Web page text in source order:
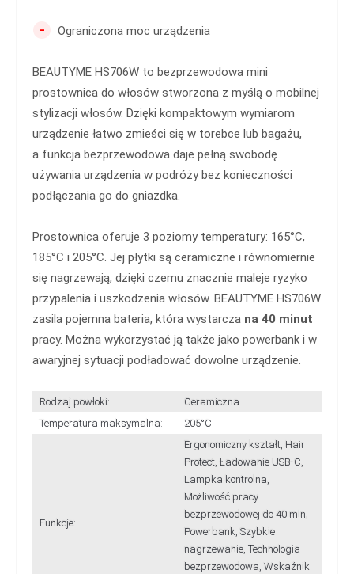
- Ograniczona moc urządzenia
BEAUTYME HS706W to bezprzewodowa mini
prostownica do włosów stworzona z myślą o mobilnej
stylizacji włosów. Dzięki kompaktowym wymiarom
urządzenie łatwo zmieści się w torebce lub bagażu,
a funkcja bezprzewodowa daje pełną swobodę
używania urządzenia w podróży bez konieczności
podłączania go do gniazdka.
Prostownica oferuje 3 poziomy temperatury: 165°C,
185°C i 205°C. Jej płytki są ceramiczne i równomiernie
się nagrzewają, dzięki czemu znacznie maleje ryzyko
przypalenia i uszkodzenia włosów. BEAUTYME HS706W
zasila pojemna bateria, która wystarcza na 40 minut
pracy. Można wykorzystać ją także jako powerbank i w
awaryjnej sytuacji podładować dowolne urządzenie.
Rodzaj powłoki:
Ceramiczna
Temperatura maksymalna:
205°C
Funkcje:
Ergonomiczny kształt, Hair
Protect, Ładowanie USB-C,
Lampka kontrolna,
Możliwość pracy
bezprzewodowej do 40 min,
Powerbank, Szybkie
nagrzewanie, Technologia
bezprzewodowa, Wskaźnik